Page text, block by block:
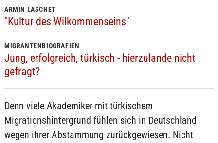
ARMIN LASCHET
"Kultur des Wilkommenseins"
MIGRANTENBIOGRAFIEN
Jung, erfolgreich, türkisch - hierzulande nicht
gefragt?
Denn viele Akademiker mit türkischem
Migrationshintergrund fühlen sich in Deutschland
wegen ihrer Abstammung zurückgewiesen. Nicht